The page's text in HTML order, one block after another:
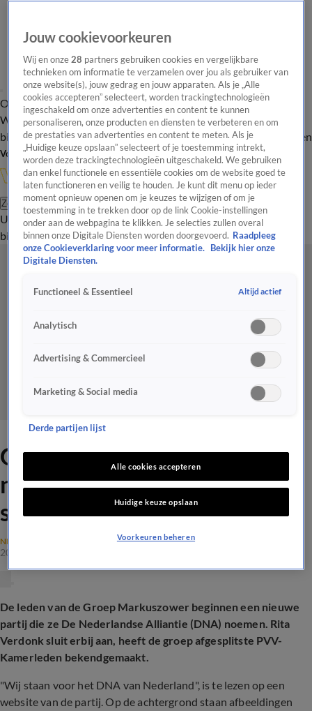
Overzicht Onze programma's Uitzendingen Onze gezichten
In de
WandelgangenInterviewsUitzending
bijwonenPodcastShopVeelgestelde vragenKijkersvraag insturen
Volg Vandaag Inside
Zoeken
UitzendingenVandaag InsideDe OranjezomerShopUitzending
bijwonen
Groep Markuszower begint
nieuwe partij, Rita Verdonk
sluit zich aan
NEDERLANDSE POLITIEK
20 apr 2026, 19:34
De leden van de Groep Markuszower beginnen een nieuwe
partij die ze De Nederlandse Alliantie (DNA) noemen. Rita
Verdonk sluit erbij aan, heeft de groep afgesplitste PVV-
Kamerleden bekendgemaakt.
"Wij staan voor het DNA van Nederland", is te lezen op een
website van de partij. Op de achtergrond staan afbeeldingen
Jouw cookievoorkeuren
Wij en onze28 partners gebruiken cookies en vergelijkbare
technieken om informatie te verzamelen over jou als gebruiker van
onze website(s), jouw gedrag en jouw apparaten. Als je „Alle
cookies accepteren” selecteert, worden trackingtechnologieën
ingeschakeld om onze advertenties en content te kunnen
personaliseren, onze producten en diensten te verbeteren en om
de prestaties van advertenties en content te meten. Als je
„Huidige keuze opslaan” selecteert of je toestemming intrekt,
worden deze trackingtechnologieën uitgeschakeld. We gebruiken
dan enkel functionele en essentiële cookies om de website goed te
laten functioneren en veilig te houden. Je kunt dit menu op ieder
moment opnieuw openen om je keuzes te wijzigen of om je
toestemming in te trekken door op de link Cookie-instellingen
onder aan de webpagina te klikken. Je selecties zullen overal
binnen onze Digitale Diensten worden doorgevoerd. Raadpleeg
onze Cookieverklaring voor meer informatie.
Bekijk hier onze
Digitale Diensten.
Functioneel & Essentieel Altijd actief
Analytisch
Advertising & Commercieel
Marketing & Social media
Derde partijen lijst
Alle cookies accepteren
Huidige keuze opslaan
Voorkeuren beheren